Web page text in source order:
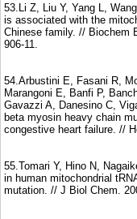
53.Li Z, Liu Y, Yang L,
is associated with the
Chinese family. // Biochem
906-11.
54.Arbustini E, Fasani R,
Marangoni E, Banfi P,
Gavazzi A, Danesino C,
beta myosin heavy chain
congestive heart failure. //
55.Tomari Y, Hino N,
in human mitochondrial
mutation. // J Biol Chem.